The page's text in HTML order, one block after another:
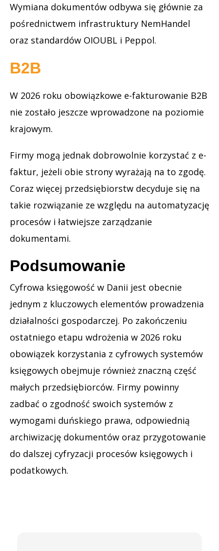
Wymiana dokumentów odbywa się głównie za
pośrednictwem infrastruktury NemHandel
oraz standardów OIOUBL i Peppol.
B2B
W 2026 roku obowiązkowe e-fakturowanie B2B
nie zostało jeszcze wprowadzone na poziomie
krajowym.
Firmy mogą jednak dobrowolnie korzystać z e-
faktur, jeżeli obie strony wyrażają na to zgodę.
Coraz więcej przedsiębiorstw decyduje się na
takie rozwiązanie ze względu na automatyzację
procesów i łatwiejsze zarządzanie
dokumentami.
Podsumowanie
Cyfrowa księgowość w Danii jest obecnie
jednym z kluczowych elementów prowadzenia
działalności gospodarczej. Po zakończeniu
ostatniego etapu wdrożenia w 2026 roku
obowiązek korzystania z cyfrowych systemów
księgowych obejmuje również znaczną część
małych przedsiębiorców. Firmy powinny
zadbać o zgodność swoich systemów z
wymogami duńskiego prawa, odpowiednią
archiwizację dokumentów oraz przygotowanie
do dalszej cyfryzacji procesów księgowych i
podatkowych.